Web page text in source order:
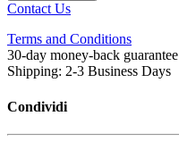
Contact Us
Terms and Conditions
30-day money-back guarantee
Shipping: 2-3 Business Days
Condividi